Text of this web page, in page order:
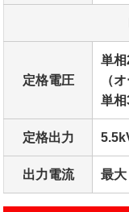
定格電圧
単
（
単相
定格出力
出力電流 最